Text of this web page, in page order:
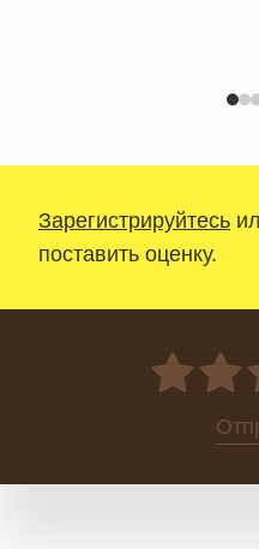
Зарегистрируйтесь
поставить оценку.